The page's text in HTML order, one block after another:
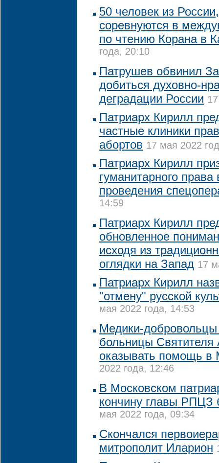
50 человек из
соревнуются в
по чтению Корана в
года, 20:10
Патрушев обвинил
добиться духовно-
деградации России
Патриарх Кирилл
частные клиники
абортов 17 мая 2022
Патриарх Кирилл
гуманитарного права
проведения
14:59
Патриарх Кирилл
обновленное
исходя из
оглядки на Запад 17
Патриарх Кирилл
"отмену" русской
мая 2022 года, 14:53
Медики-добровольцы
больницы Cвятителя
оказывать помощь в
2022 года, 12:46
В Московском
кончину главы РПЦЗ
мая 2022 года, 09:34
Скончался
митрополит Иларион